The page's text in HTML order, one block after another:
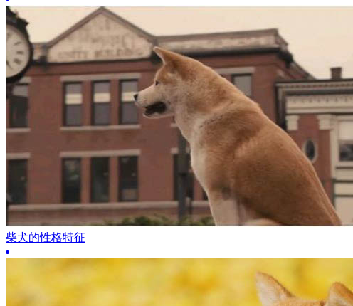
柴犬的性格特征